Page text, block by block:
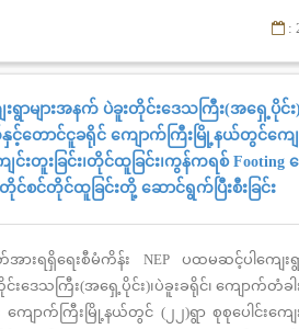
:
ရွာများအနက် ပဲခူးတိုင်းဒေသကြီး(အရှေ့ပိုင်း)
င့်တောင်ငူခရိုင် ကျောက်ကြီးမြို့နယ်တွင်ကျေ
တူးခြင်း၊တိုင်ထူခြင်း၊ကွန်ကရစ် Footing
တိုင်စင်တိုင်ထူခြင်းတို့ ဆောင်ရွက်ပြီးစီးခြင်း
အားရရှိရေးစီမံကိန်း NEP ပထမဆင့်ပါကျေးရွ
တိုင်းဒေသကြီး(အရှေ့ပိုင်း)၊ပဲခူးခရိုင်၊ ကျောက်တံ
ကျောက်ကြီးမြို့နယ်တွင် (၂၂)ရွာ စုစုပေါင်းကျေ